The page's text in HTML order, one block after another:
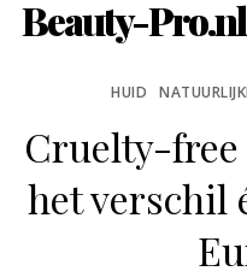
Beauty-Pro.nl
HUID
Cruelty-
het verschil